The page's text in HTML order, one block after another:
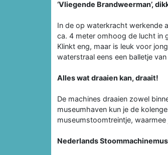
‘Vliegende Brandweerman’,
In de op waterkracht werkende
ca. 4 meter omhoog de lucht in
Klinkt eng, maar is leuk voor
waterstraal eens een balletje
Alles wat draaien kan, draait!
De machines draaien zowel
museumhaven kun je de
museumstoomtreintje,
Nederlands